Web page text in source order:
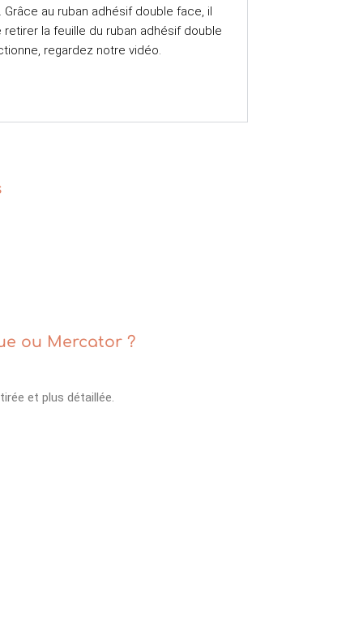
au ruban adhésif double face, il
la feuille du ruban adhésif double
regardez notre vidéo.
ou Mercator ?
et plus détaillée.